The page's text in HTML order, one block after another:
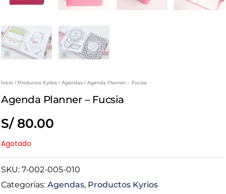
Inicio / Productos Kyrios / Agendas / Agenda Planner – Fucsia
Agenda Planner – Fucsia
S/80.00
Agotado
SKU: 7-002-005-010
Categorías: Agendas, Productos Kyrios